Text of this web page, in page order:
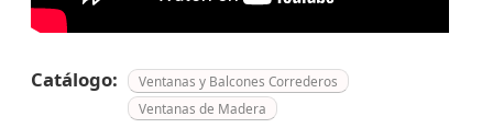
Catálogo:
Ventanas y Balcones Correderos
Ventanas de Madera